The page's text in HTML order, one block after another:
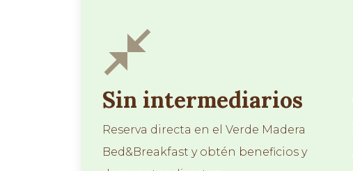
Sin intermediarios
Reserva directa en el Verde Madera
Bed&Breakfast y obtén beneficios y